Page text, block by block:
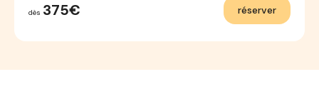
dès 375€ réserver